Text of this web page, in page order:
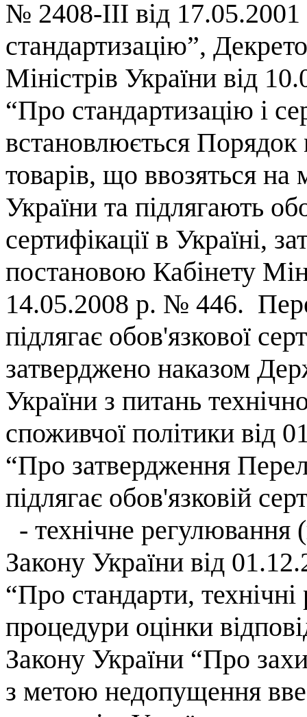
№ 2408-III від
стандартизацію”,
Міністрів України від
“Про стандартизацію і
встановлюється
товарів, що ввозяться на
України та підлягають
сертифікації в Україні,
постановою Кабінету
14.05.2008 р. № 446.
підлягає обов'язкової
затверджено наказом
України з питань
споживчої політики від
“Про затвердження
підлягає обов'язковій
- технічне регулювання (
Закону України від
“Про стандарти,
процедури оцінки
Закону України “Про
з метою недопущення